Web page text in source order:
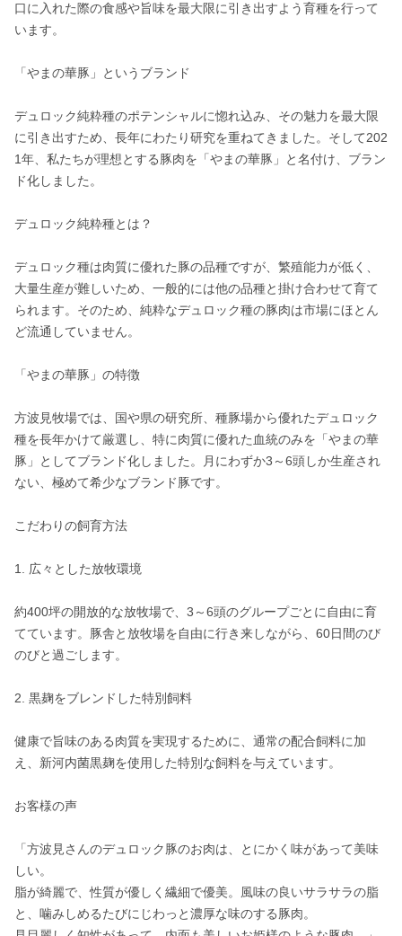
口に入れた際の食感や旨味を最大限に引き出すよう育種を行って
います。
「やまの華豚」というブランド
デュロック純粋種のポテンシャルに惚れ込み、その魅力を最大限
に引き出すため、長年にわたり研究を重ねてきました。そして202
1年、私たちが理想とする豚肉を「やまの華豚」と名付け、ブラン
ド化しました。
デュロック純粋種とは？
デュロック種は肉質に優れた豚の品種ですが、繁殖能力が低く、
大量生産が難しいため、一般的には他の品種と掛け合わせて育て
られます。そのため、純粋なデュロック種の豚肉は市場にほとん
ど流通していません。
「やまの華豚」の特徴
方波見牧場では、国や県の研究所、種豚場から優れたデュロック
種を長年かけて厳選し、特に肉質に優れた血統のみを「やまの華
豚」としてブランド化しました。月にわずか3～6頭しか生産され
ない、極めて希少なブランド豚です。
こだわりの飼育方法
1. 広々とした放牧環境
約400坪の開放的な放牧場で、3～6頭のグループごとに自由に育
てています。豚舎と放牧場を自由に行き来しながら、60日間のび
のびと過ごします。
2. 黒麹をブレンドした特別飼料
健康で旨味のある肉質を実現するために、通常の配合飼料に加
え、新河内菌黒麹を使用した特別な飼料を与えています。
お客様の声
「方波見さんのデュロック豚のお肉は、とにかく味があって美味
しい。
脂が綺麗で、性質が優しく繊細で優美。風味の良いサラサラの脂
と、噛みしめるたびにじわっと濃厚な味のする豚肉。